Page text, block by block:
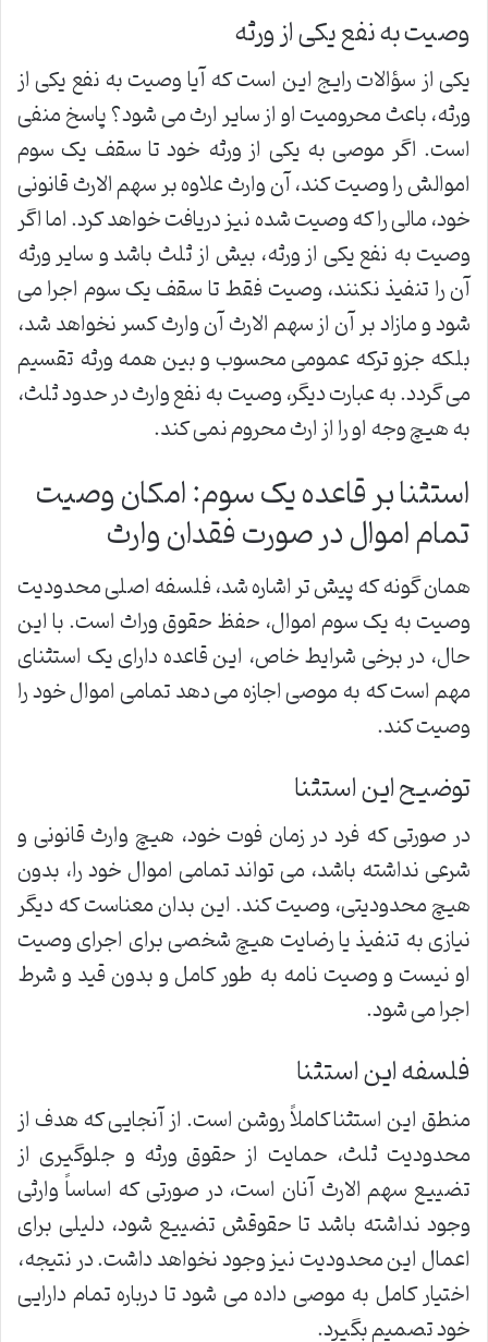
وصیت به نفع یکی از ورثه
یکی از سؤالات رایج این است که آیا وصیت به نفع یکی از
ورثه، باعث محرومیت او از سایر ارث می شود؟ پاسخ منفی
است. اگر موصی به یکی از ورثه خود تا سقف یک سوم
اموالش را وصیت کند، آن وارث علاوه بر سهم الارث قانونی
خود، مالی را که وصیت شده نیز دریافت خواهد کرد. اما اگر
وصیت به نفع یکی از ورثه، بیش از ثلث باشد و سایر ورثه
آن را تنفیذ نکنند، وصیت فقط تا سقف یک سوم اجرا می
شود و مازاد بر آن از سهم الارث آن وارث کسر نخواهد شد،
بلکه جزو ترکه عمومی محسوب و بین همه ورثه تقسیم
می گردد. به عبارت دیگر، وصیت به نفع وارث در حدود ثلث،
به هیچ وجه او را از ارث محروم نمی کند.
استثنا بر قاعده یک سوم: امکان وصیت
تمام اموال در صورت فقدان وارث
همان گونه که پیش تر اشاره شد، فلسفه اصلی محدودیت
وصیت به یک سوم اموال، حفظ حقوق وراث است. با این
حال، در برخی شرایط خاص، این قاعده دارای یک استثنای
مهم است که به موصی اجازه می دهد تمامی اموال خود را
وصیت کند.
توضیح این استثنا
در صورتی که فرد در زمان فوت خود، هیچ وارث قانونی و
شرعی نداشته باشد، می تواند تمامی اموال خود را، بدون
هیچ محدودیتی، وصیت کند. این بدان معناست که دیگر
نیازی به تنفیذ یا رضایت هیچ شخصی برای اجرای وصیت
او نیست و وصیت نامه به طور کامل و بدون قید و شرط
اجرا می شود.
فلسفه این استثنا
منطق این استثنا کاملاً روشن است. از آنجایی که هدف از
محدودیت ثلث، حمایت از حقوق ورثه و جلوگیری از
تضییع سهم الارث آنان است، در صورتی که اساساً وارثی
وجود نداشته باشد تا حقوقش تضییع شود، دلیلی برای
اعمال این محدودیت نیز وجود نخواهد داشت. در نتیجه،
اختیار کامل به موصی داده می شود تا درباره تمام دارایی
خود تصمیم بگیرد.